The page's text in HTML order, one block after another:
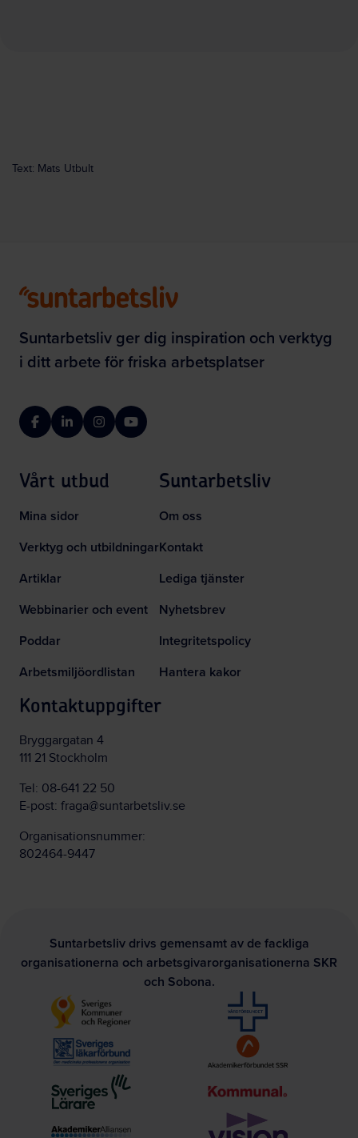
Text: Mats Utbult
Suntarbetsliv ger dig inspiration och verktyg
i ditt arbete för friska arbetsplatser
FacebookLinkedInInstagramYouTube
Vårt utbud
Mina sidor
Verktyg och utbildningar
Artiklar
Webbinarier och event
Poddar
Arbetsmiljöordlistan
Suntarbetsliv
Om oss
Kontakt
Lediga tjänster
Nyhetsbrev
Integritetspolicy
Hantera kakor
Kontaktuppgifter
Bryggargatan 4
111 21 Stockholm
Tel: 08-641 22 50
E-post: fraga@suntarbetsliv.se
Organisationsnummer:
802464-9447
Suntarbetsliv drivs gemensamt av de fackliga
organisationerna och arbetsgivarorganisationerna SKR
och Sobona.